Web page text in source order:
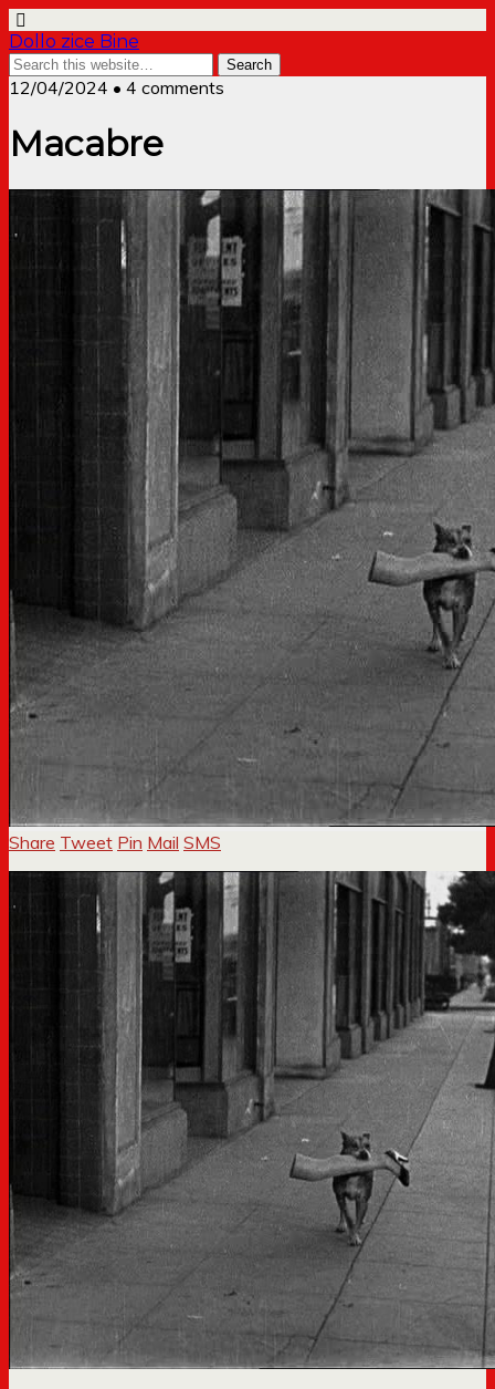
Dollo zice Bine
12/04/2024 • 4 comments
Macabre
Share Tweet Pin Mail SMS